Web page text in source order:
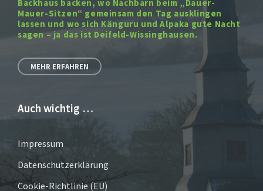
Backhaus backen, wo Nachbarn beim „Dauer-
Mauer-Sitzen“ gemeinsam den Tag ausklingen
lassen und wo sich Känguru und Alpaka gute Nacht
sagen – ja das ist Deifeld-Wissinghausen.
MEHR ERFAHREN
Auch wichtig …
Impressum
Datenschutzerklärung
Cookie-Richtlinie (EU)